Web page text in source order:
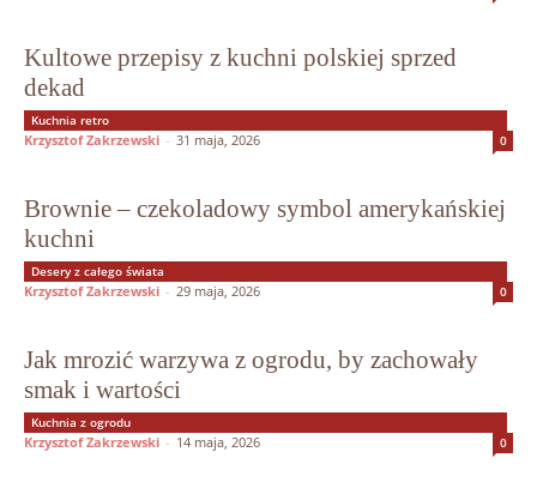
Kultowe przepisy z kuchni polskiej sprzed
dekad
Kuchnia retro
Krzysztof Zakrzewski - 31 maja, 2026 0
Brownie – czekoladowy symbol amerykańskiej
kuchni
Desery z całego świata
Krzysztof Zakrzewski - 29 maja, 2026 0
Jak mrozić warzywa z ogrodu, by zachowały
smak i wartości
Kuchnia z ogrodu
Krzysztof Zakrzewski - 14 maja, 2026 0